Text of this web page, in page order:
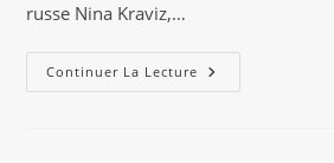
russe Nina Kraviz,…
Continuer La Lecture Ben
Klock